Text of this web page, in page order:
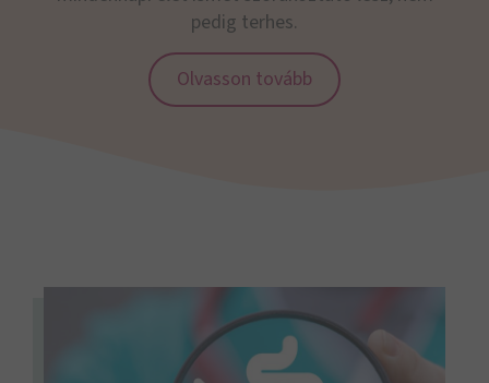
pedig terhes.
Olvasson tovább